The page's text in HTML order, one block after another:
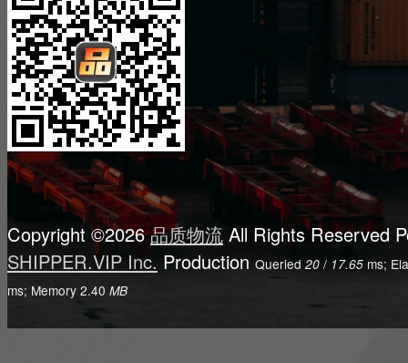
Copyright ©2026品质物流 All Rights Reserved
SHIPPER.VIP Inc. Production Queried20 / 17.65 ms;
ms; Memory 2.40 MB